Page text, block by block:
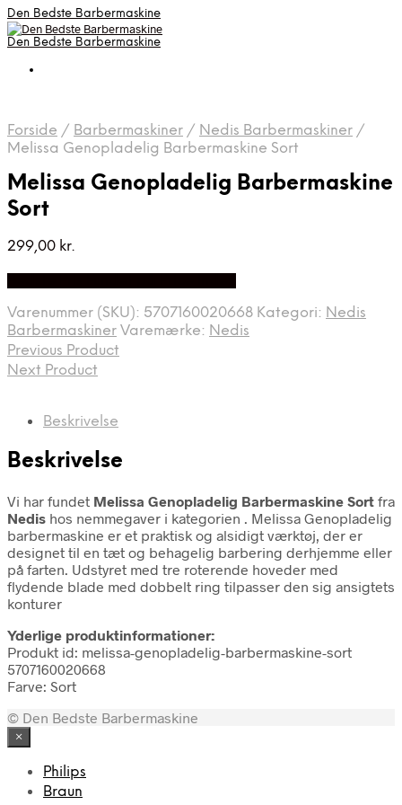
Den Bedste Barbermaskine
Den Bedste Barbermaskine
Forside / Barbermaskiner / Nedis Barbermaskiner /
Melissa Genopladelig Barbermaskine Sort
Melissa Genopladelig Barbermaskine
Sort
299,00 kr.
Varenummer (SKU): 5707160020668 Kategori: Nedis
Barbermaskiner Varemærke: Nedis
Previous Product
Next Product
Beskrivelse
Beskrivelse
Vi har fundet Melissa Genopladelig Barbermaskine Sort fra
Nedis hos nemmegaver i kategorien . Melissa Genopladelig
barbermaskine er et praktisk og alsidigt værktøj, der er
designet til en tæt og behagelig barbering derhjemme eller
på farten. Udstyret med tre roterende hoveder med
flydende blade med dobbelt ring tilpasser den sig ansigtets
konturer
Yderlige produktinformationer:
Produkt id: melissa-genopladelig-barbermaskine-sort
5707160020668
Farve: Sort
© Den Bedste Barbermaskine
×
Philips
Braun